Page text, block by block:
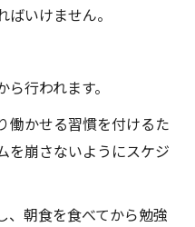
いけません。
行われます。
働かせる習慣を付けるた
を崩さないようにスケジ
、朝食を食べてから勉強